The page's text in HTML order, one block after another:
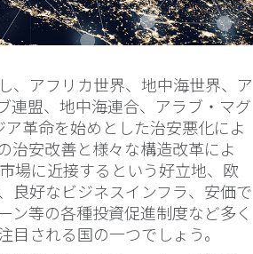
、アフリカ世界、地中海世界、ア
連盟、地中海連合、アラブ・マグ
ア革命を始めとした治安悪化によ
治安改善と様々な構造改革によ
場に近接するという好立地、欧
良好なビジネスインフラ、安価で
ン等の各種投資促進制度など多く
される国の一つでしょう。